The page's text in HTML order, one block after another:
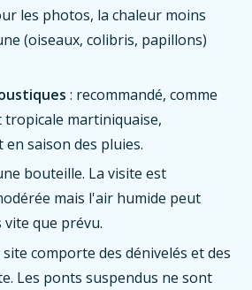
les photos, la chaleur moins
(oiseaux, colibris, papillons)
: recommandé, comme
martiniquaise,
saison des pluies.
bouteille. La visite est
mais l'air humide peut
que prévu.
site comporte des dénivelés et des
Les ponts suspendus ne sont